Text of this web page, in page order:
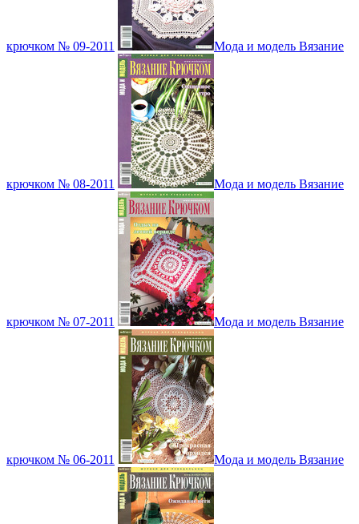
крючком № 09-2011 Мода и модель Вязание
крючком № 08-2011 Мода и модель Вязание
крючком № 07-2011 Мода и модель Вязание
крючком № 06-2011 Мода и модель Вязание